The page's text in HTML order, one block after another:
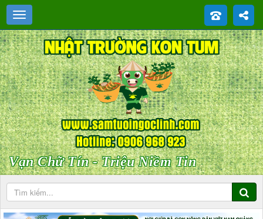
Vạn Chữ Tín - Triệu Niềm Tin